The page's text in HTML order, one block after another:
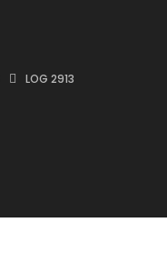
LOG 2913